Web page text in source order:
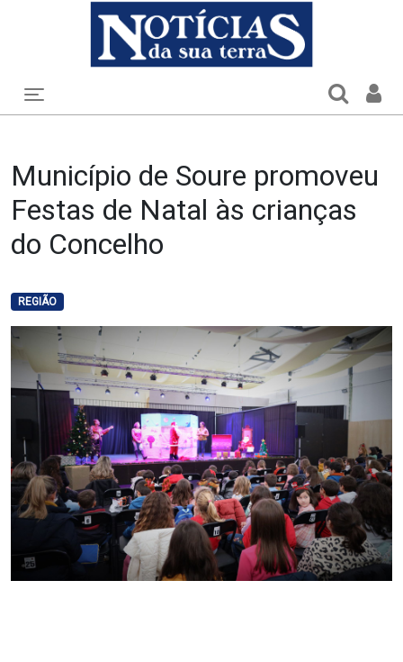
Toggle navigation
Município de Soure promoveu
Festas de Natal às crianças
do Concelho
REGIÃO